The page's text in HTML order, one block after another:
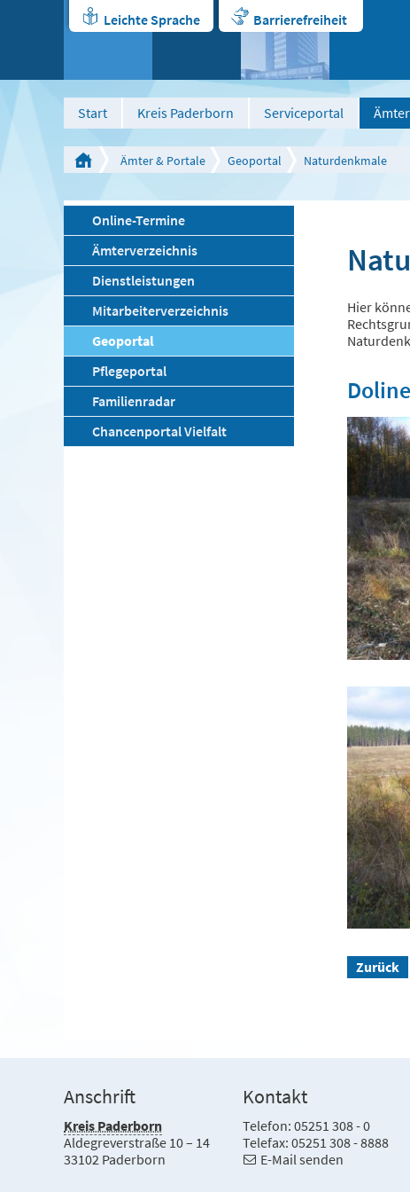
Leichte Sprache Barrierefreiheit
Start Kreis Paderborn Serviceportal
Ämter & Portale Geoportal Naturdenkmale
Online-Termine
Ämterverzeichnis
Dienstleistungen
Mitarbeiterverzeichnis
Geoportal
Pflegeportal
Familienradar
Chancenportal Vielfalt
Hier
Zurück
Anschrift
Kreis Paderborn
Aldegreverstraße 10 – 14
33102 Paderborn
Kontakt
Telefon: 05251 308 - 0
Telefax: 05251 308 - 8888
E-Mail senden